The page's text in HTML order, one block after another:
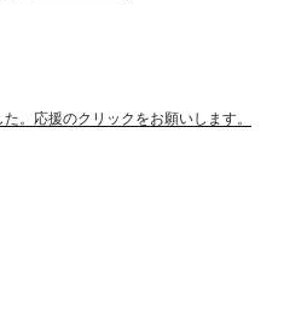
。応援のクリックをお願いします。